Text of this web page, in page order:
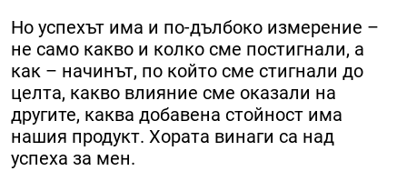
Но успехът има и по-дълбоко измерение –
не само какво и колко сме постигнали, а
как – начинът, по който сме стигнали до
целта, какво влияние сме оказали на
другите, каква добавена стойност има
нашия продукт. Хората винаги са над
успеха за мен.